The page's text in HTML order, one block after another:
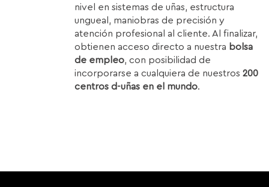
nivel en sistemas de uñas, estructura
ungueal, maniobras de precisión y
atención profesional al cliente. Al finalizar,
obtienen acceso directo a nuestra bolsa
de empleo, con posibilidad de
incorporarse a cualquiera de nuestros200
centros d-uñas en el mundo.